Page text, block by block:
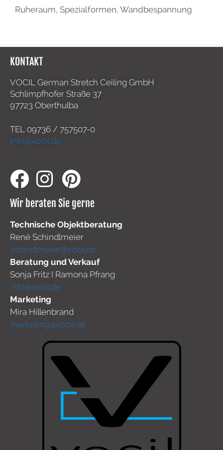
Ruheraum, Spezialformen, Wandbespannung
KONTAKT
VOCIL German Stretch Ceiling GmbH
Schlimpfhofer Straße 37
97723 Oberthulba
TEL 09736 / 757507-0
info@vocil.de
Wir beraten Sie gerne
Technische Objektberatung
René Schindlmeier
schindlmeier@vocil.de
Beratung und Verkauf
Sonja Fritz I Ramona Pfrang
info@vocil.de
Marketing
Mira Hillenbrand
marketing@vocil.de